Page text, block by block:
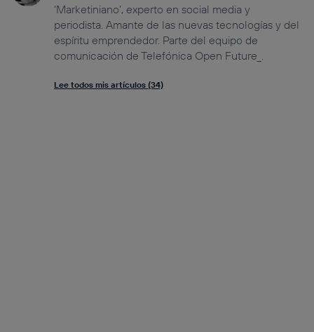
‘Marketiniano’, experto en social media y
periodista. Amante de las nuevas tecnologías y del
espíritu emprendedor. Parte del equipo de
comunicación de Telefónica Open Future_.
Lee todos mis artículos (34)